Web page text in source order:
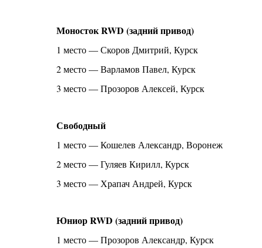
Моносток RWD (задний привод)
1 место — Скоров Дмитрий, Курск
2 место — Варламов Павел, Курск
3 место — Прозоров Алексей, Курск
Свободный
1 место — Кошелев Александр, Воронеж
2 место — Гуляев Кирилл, Курск
3 место — Храпач Андрей, Курск
Юниор RWD (задний привод)
1 место — Прозоров Александр, Курск